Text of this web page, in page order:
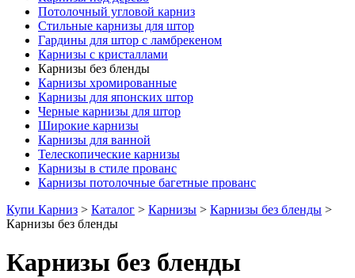
Потолочный угловой карниз
Стильные карнизы для штор
Гардины для штор с ламбрекеном
Карнизы с кристаллами
Карнизы без бленды
Карнизы хромированные
Карнизы для японских штор
Черные карнизы для штор
Широкие карнизы
Карнизы для ванной
Телескопические карнизы
Карнизы в стиле прованс
Карнизы потолочные багетные прованс
Купи Карниз > Каталог > Карнизы > Карнизы без бленды >
Карнизы без бленды
Карнизы без бленды